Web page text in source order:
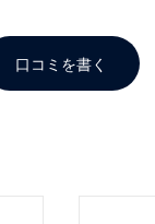
口コミを書く